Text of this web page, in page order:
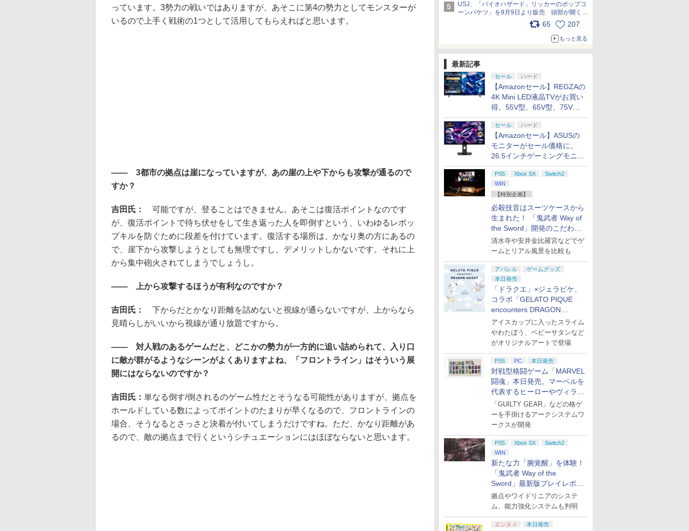
USJ、「バイオハザード」リッカーのポップコ
ーンバケツ」を9月9日より販売 頭部が開く仕
組み。味は恐怖を堪のう「味噌フレーバー」
65 207
もっと見る
最新記事
セール ハード
【Amazonセール】REGZAの
4K Mini LED液晶TVがお買い
得。55V型、65V型、75V型
の2026年モデルがラインナ
ップ
セール ハード
【Amazonセール】ASUSの
モニターがセール価格に。
26.5インチゲーミングモニタ
ー「ROG Strix OLED
XG27ACDMS」限定モデルも
お買い得
PS5 Xbox SX
Switch2
WIN
【特別企画】
必殺技音はスーツケースから
生まれた！ 「鬼武者 Way of
the Sword」開発のこだわり
を目撃！
清水寺や安井金比羅宮などでゲ
ームとリアル風景を比較も
アパレル
ゲームグッズ
本日発売
「ドラクエ」×ジェラピケ、
コラボ「GELATO PIQUE
encounters DRAGON
QUEST」第2弾が本日発売
アイスカップに入ったスライム
やわたぼう、ベビーサタンなど
がオリジナルアートで登場
PS5 PC 本日発売
対戦型格闘ゲーム「MARVEL
闘魂」本日発売。マーベルを
代表するヒーローやヴィラン
たちが登場
「GUILTY GEAR」などの格ゲ
ーを手掛けるアークシステムワ
ークスが開発
PS5 Xbox SX
Switch2
WIN
新たな力「腕覚醒」を体験！
「鬼武者 Way of the
Sword」最新版プレイレポー
ト
拠点やワイドリニアのシステ
ム、能力強化システムも判明
エンタメ 本日発売
っています。3勢力の戦いではありますが、あそこに第4の勢力としてモンスターが
いるので上手く戦術の1つとして活用してもらえればと思います。
―― 3都市の拠点は崖になっていますが、あの崖の上や下からも攻撃が通るので
すか？
吉田氏： 可能ですが、登ることはできません。あそこは復活ポイントなのです
が、復活ポイントで待ち伏せをして生き返った人を即倒すという、いわゆるレポッ
プキルを防ぐために段差を付けています。復活する場所は、かなり奥の方にあるの
で、崖下から攻撃しようとしても無理ですし、デメリットしかないです。それに上
から集中砲火されてしまうでしょうし。
―― 上から攻撃するほうが有利なのですか？
吉田氏： 下からだとかなり距離を詰めないと視線が通らないですが、上からなら
見晴らしがいいから視線が通り放題ですから。
―― 対人戦のあるゲームだと、どこかの勢力が一方的に追い詰められて、入り口
に敵が群がるようなシーンがよくありますよね、「フロントライン」はそういう展
開にはならないのですか？
吉田氏： 単なる倒す/倒されるのゲーム性だとそうなる可能性がありますが、拠点を
ホールドしている数によってポイントのたまりが早くなるので、フロントラインの
場合、そうなるとさっさと決着が付いてしまうだけですね。ただ、かなり距離があ
るので、敵の拠点まで行くというシチュエーションにはほぼならないと思います。